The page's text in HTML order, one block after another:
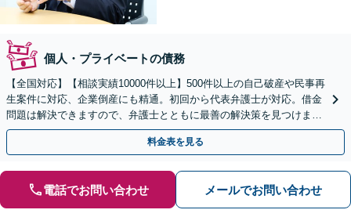
個人・プライベートの債務
【全国対応】【相談実績10000件以上】500件以上の自己破産や民事再
生案件に対応、企業倒産にも精通。初回から代表弁護士が対応。借金
問題は解決できますので、弁護士とともに最善の解決策を見つけまし
ょう【初回相談無料】【法テラス利用可】
料金表を見る
電話でお問い合わせ メールでお問い合わせ